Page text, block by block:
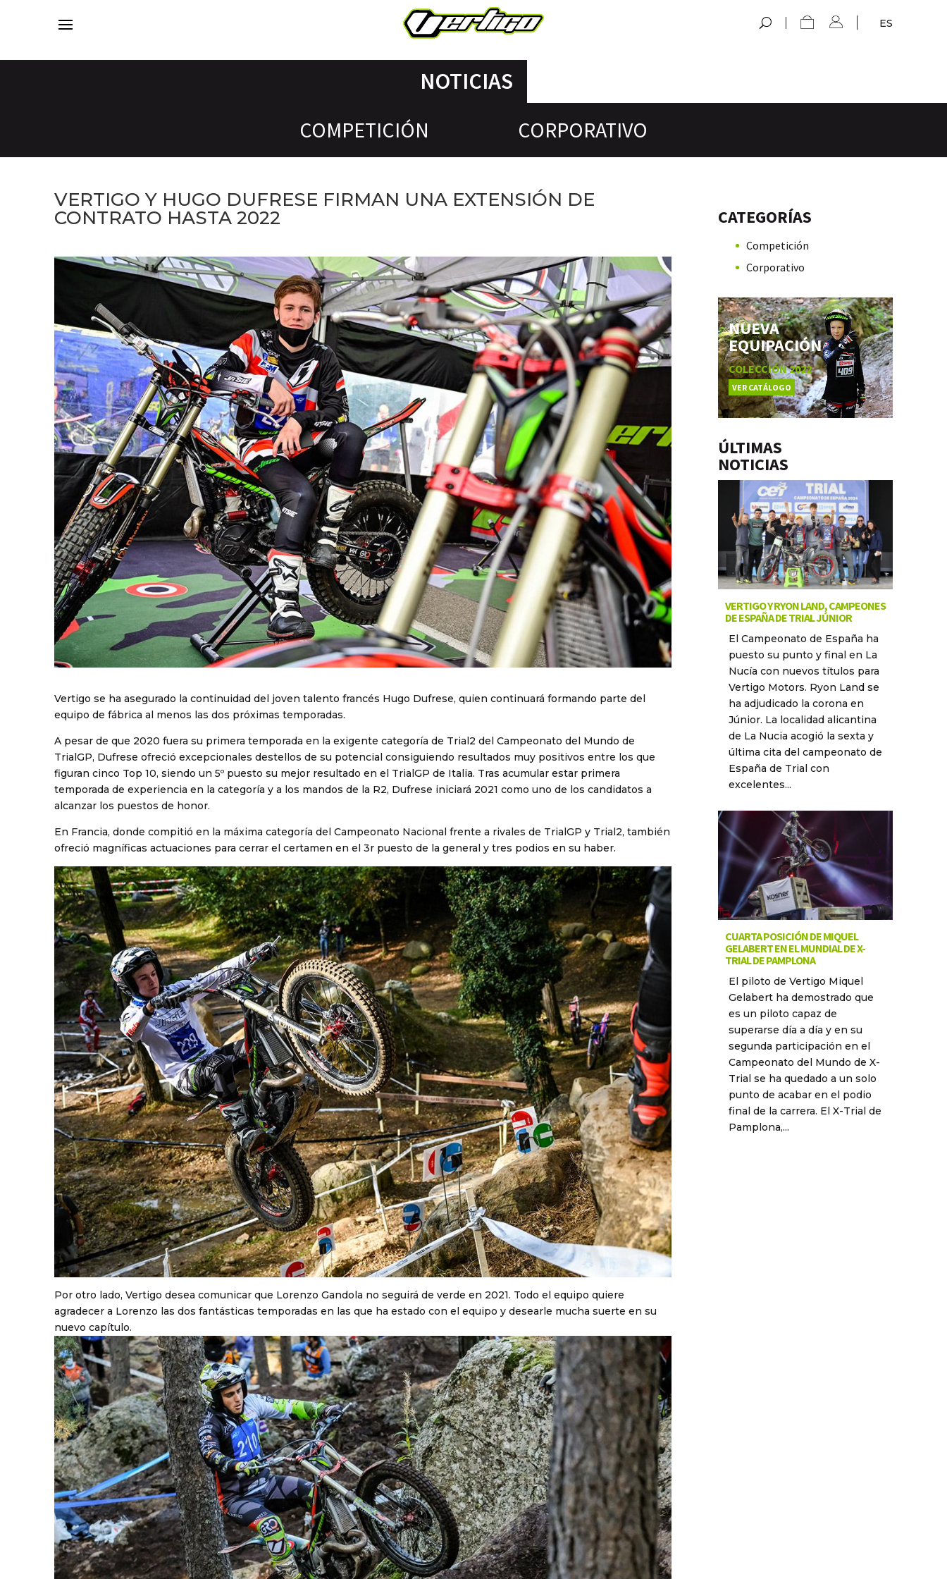
ES
NOTICIAS
COMPETICIÓN CORPORATIVO
VERTIGO Y HUGO DUFRESE FIRMAN UNA EXTENSIÓN DE
CONTRATO HASTA 2022
Vertigo se ha asegurado la continuidad del joven talento francés Hugo Dufrese, quien continuará formando parte del
equipo de fábrica al menos las dos próximas temporadas.
A pesar de que 2020 fuera su primera temporada en la exigente categoría de Trial2 del Campeonato del Mundo de
TrialGP, Dufrese ofreció excepcionales destellos de su potencial consiguiendo resultados muy positivos entre los que
figuran cinco Top 10, siendo un 5º puesto su mejor resultado en el TrialGP de Italia. Tras acumular estar primera
temporada de experiencia en la categoría y a los mandos de la R2, Dufrese iniciará 2021 como uno de los candidatos a
alcanzar los puestos de honor.
En Francia, donde compitió en la máxima categoría del Campeonato Nacional frente a rivales de TrialGP y Trial2, también
ofreció magníficas actuaciones para cerrar el certamen en el 3r puesto de la general y tres podios en su haber.
Por otro lado, Vertigo desea comunicar que Lorenzo Gandola no seguirá de verde en 2021. Todo el equipo quiere
agradecer a Lorenzo las dos fantásticas temporadas en las que ha estado con el equipo y desearle mucha suerte en su
nuevo capítulo.
CATEGORÍAS
Competición
Corporativo
NUEVA
EQUIPACIÓN
COLECCIÓN 2022
VER CATÁLOGO
ÚLTIMAS
NOTICIAS
VERTIGO Y RYON LAND, CAMPEONES
DE ESPAÑA DE TRIAL JÚNIOR
El Campeonato de España ha
puesto su punto y final en La
Nucía con nuevos títulos para
Vertigo Motors. Ryon Land se
ha adjudicado la corona en
Júnior. La localidad alicantina
de La Nucia acogió la sexta y
última cita del campeonato de
España de Trial con
excelentes...
CUARTA POSICIÓN DE MIQUEL
GELABERT EN EL MUNDIAL DE X-
TRIAL DE PAMPLONA
El piloto de Vertigo Miquel
Gelabert ha demostrado que
es un piloto capaz de
superarse día a día y en su
segunda participación en el
Campeonato del Mundo de X-
Trial se ha quedado a un solo
punto de acabar en el podio
final de la carrera. El X-Trial de
Pamplona,...